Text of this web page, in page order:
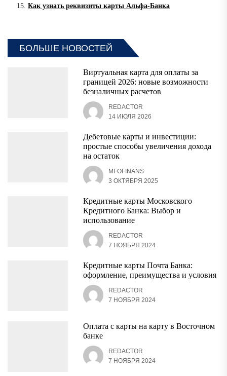
Как узнать реквизиты карты Альфа-Банка
БОЛЬШЕ НОВОСТЕЙ
Виртуальная карта для оплаты за
границей 2026: новые возможности
безналичных расчетов
REDACTOR
14 ИЮЛЯ 2026
Дебетовые карты и инвестиции:
простые способы увеличения дохода
на остаток
MFOFINANS
3 ОКТЯБРЯ 2025
Кредитные карты Московского
Кредитного Банка: Выбор и
использование
REDACTOR
7 НОЯБРЯ 2024
Кредитные карты Почта Банка:
оформление, преимущества и условия
REDACTOR
7 НОЯБРЯ 2024
Оплата с карты на карту в Восточном
банке
REDACTOR
7 НОЯБРЯ 2024